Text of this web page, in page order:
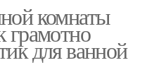
комнаты
грамотно
для ванной